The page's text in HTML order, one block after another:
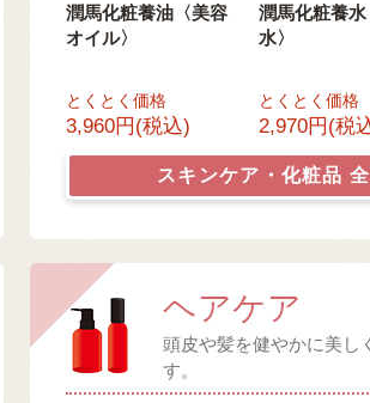
潤馬化粧養油〈美容
オイル〉
とくとく価格
3,960円(税込)
潤馬化粧養
水〉
とくとく価格
2,970円(税
スキンケア・化粧品
ヘアケア
頭皮や髪を健やかに美し
す。